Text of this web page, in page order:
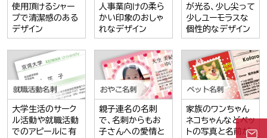
使用頂けるシャー
プで清潔感のある
デザイン
人事業向けの柔ら
かい印象のおしゃ
れなデザイン
が光る、少し尖って
少しユーモラスな
個性的なデザイン
大学生活のサーク
ル活動や就職活動
でのアピールに有
親子連名の名刺
で、名刺からもお
子さんへの愛情と
家族のワンちゃん
ネコちゃんなどペッ
トの写真と名前が